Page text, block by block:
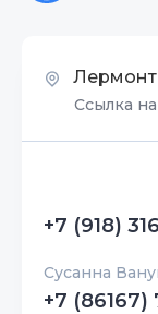
Ссылка
+7 (918)
Сусанна
+7 (86167)